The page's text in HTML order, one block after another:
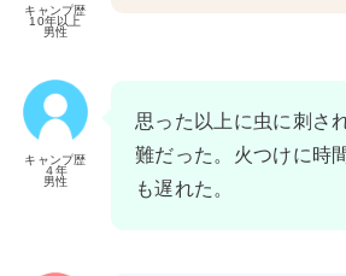
キャンプ歴
10年以上
男性
キャンプ歴
４年
男性
思った以上に虫に刺さ
難だった。火つけに時
も遅れた。